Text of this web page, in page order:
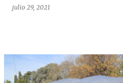
julio 29, 2021